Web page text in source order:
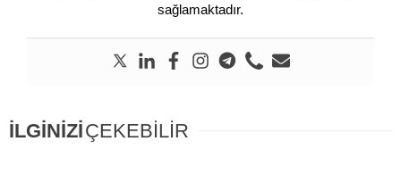
sağlamaktadır.
İLGİNİZİÇEKEBİLİR